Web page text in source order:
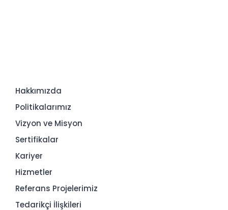
Hakkımızda
Politikalarımız
Vizyon ve Misyon
Sertifikalar
Kariyer
Hizmetler
Referans Projelerimiz
Tedarikçi İlişkileri